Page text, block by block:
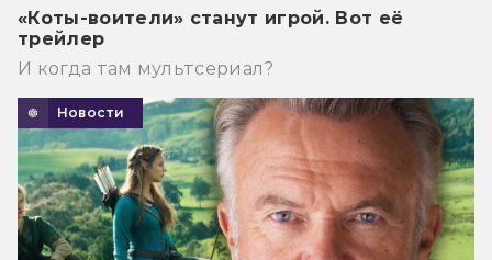
«Коты-воители» станут игрой. Вот её
трейлер
И когда там мультсериал?
Новости